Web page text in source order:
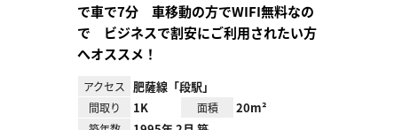
で車で7分 車移動の方でWIFI無料なの
で ビジネスで割安にご利用されたい方
へオススメ！
アクセス 肥薩線「段駅」
間取り 1K 面積 20m²